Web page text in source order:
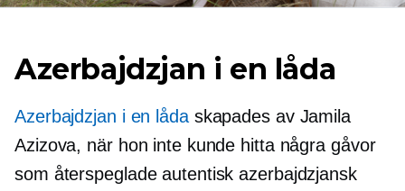
Azerbajdzjan i en låda
Azerbajdzjan i en lådaskapades av Jamila
Azizova, när hon inte kunde hitta några gåvor
som återspeglade autentisk azerbajdzjansk